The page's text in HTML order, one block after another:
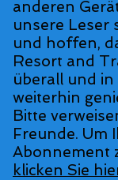
anderen
unsere Leser
und hoffen,
Resort and
überall und
weiterhin
Bitte
Freunde. Um
Abonnement
klicken Sie